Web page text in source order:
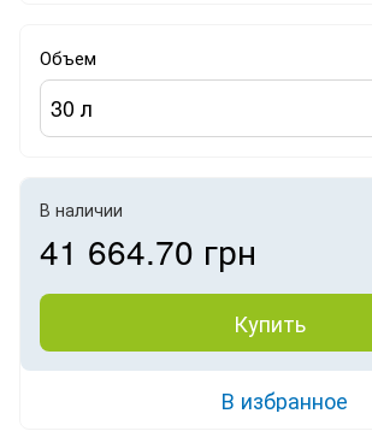
Объем
30 л
В наличии
41 664.70 грн
Купить
В избранное